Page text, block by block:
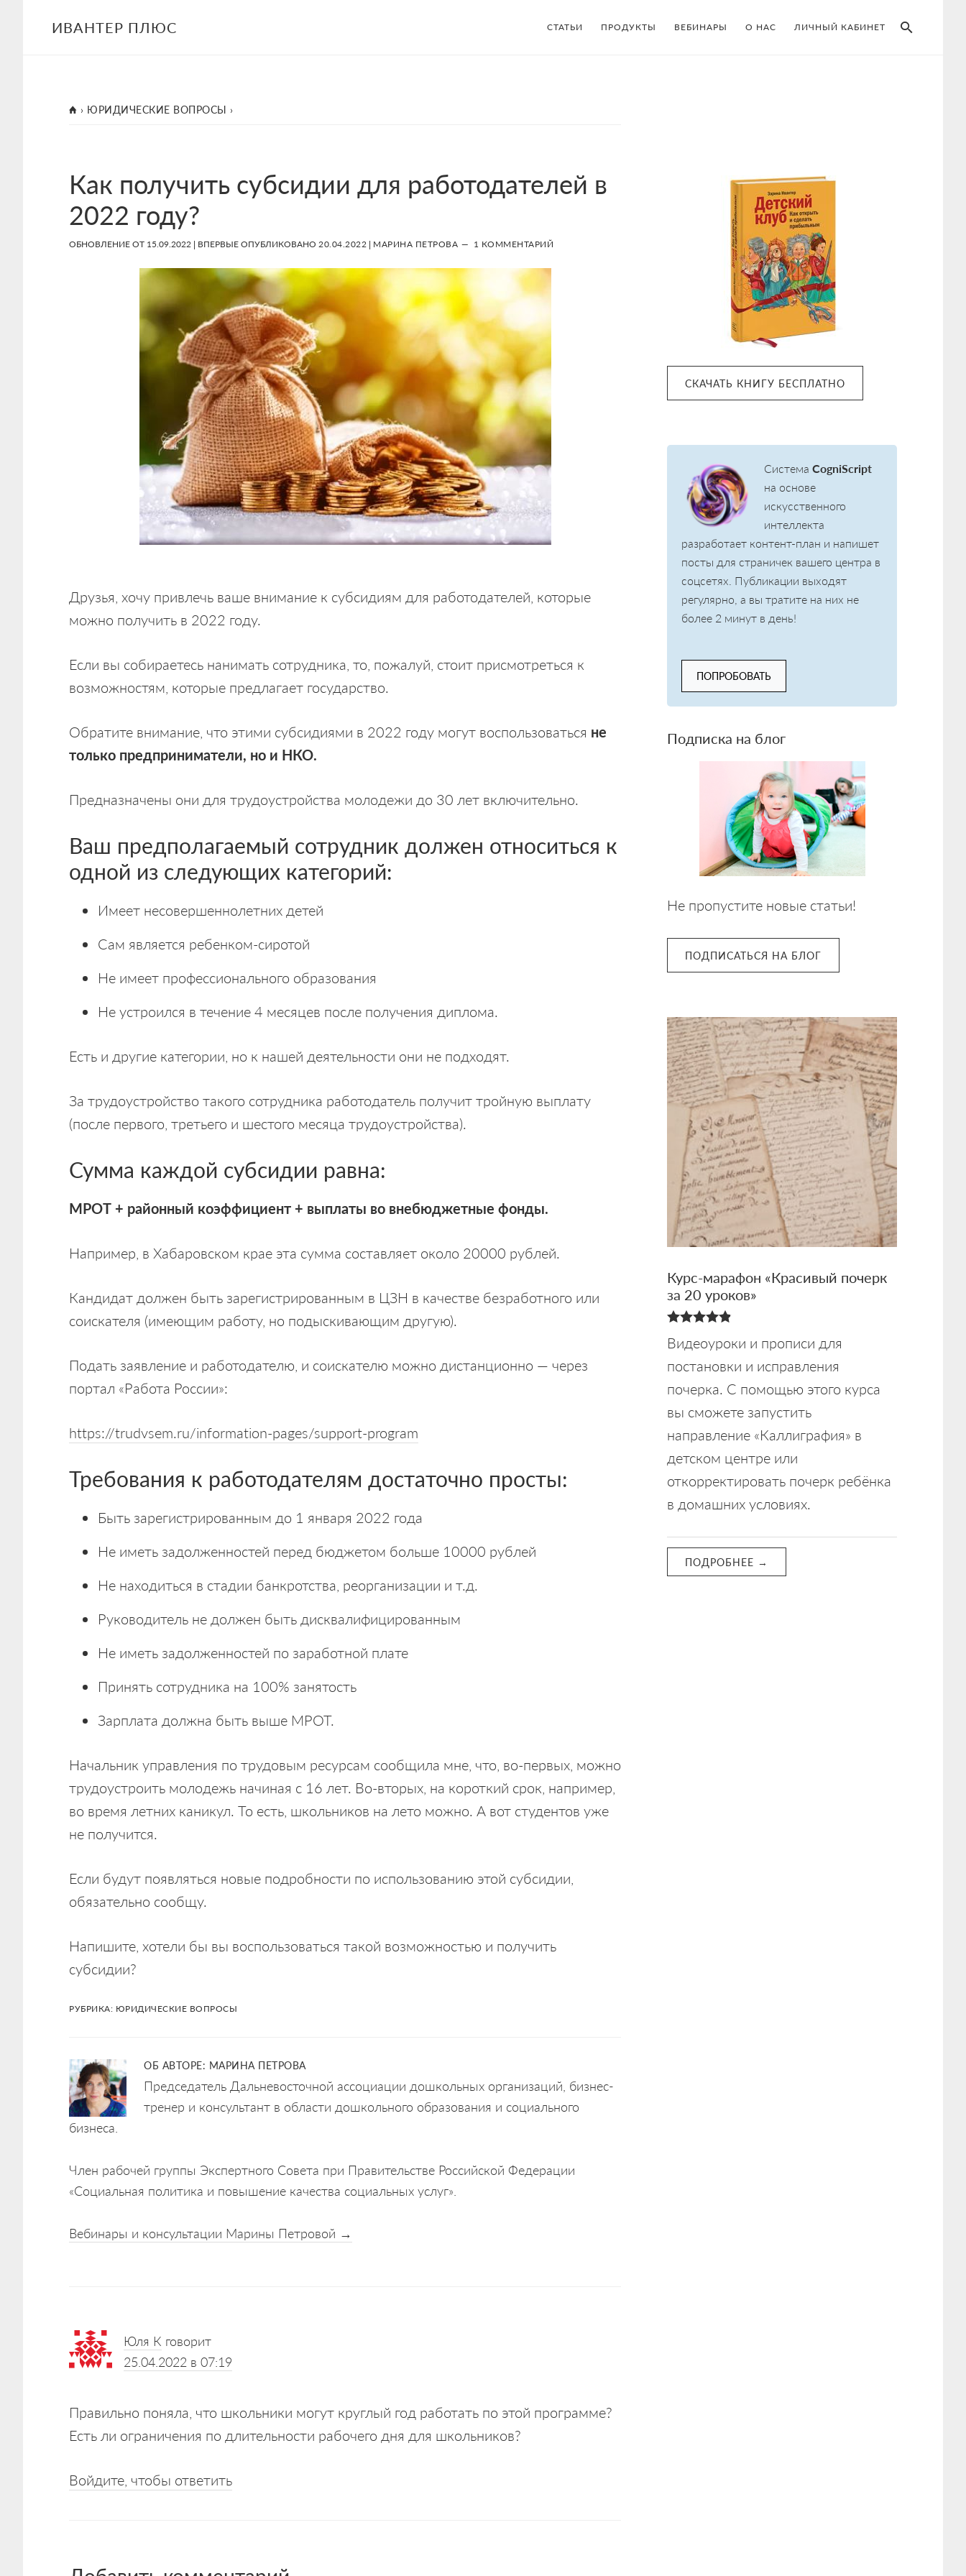
ИВАНТЕР ПЛЮС СТАТЬИ ПРОДУКТЫ ВЕБИНАРЫ О НАС ЛИЧНЫЙ КАБИНЕТ
ГЛАВНАЯ
› ЮРИДИЧЕСКИЕ ВОПРОСЫ ›
Как получить субсидии для работодателей в
2022 году?
ОБНОВЛЕНИЕ ОТ 15.09.2022 | ВПЕРВЫЕ ОПУБЛИКОВАНО 20.04.2022 | МАРИНА ПЕТРОВА 1 КОММЕНТАРИЙ
Друзья, хочу привлечь ваше внимание к субсидиям для работодателей, которые
можно получить в 2022 году.
Если вы собираетесь нанимать сотрудника, то, пожалуй, стоит присмотреться к
возможностям, которые предлагает государство.
Обратите внимание, что этими субсидиями в 2022 году могут воспользоваться не
только предприниматели, но и НКО.
Предназначены они для трудоустройства молодежи до 30 лет включительно.
Ваш предполагаемый сотрудник должен относиться к
одной из следующих категорий:
Имеет несовершеннолетних детей
Сам является ребенком-сиротой
Не имеет профессионального образования
Не устроился в течение 4 месяцев после получения диплома.
Есть и другие категории, но к нашей деятельности они не подходят.
За трудоустройство такого сотрудника работодатель получит тройную выплату
(после первого, третьего и шестого месяца трудоустройства).
Сумма каждой субсидии равна:
МРОТ + районный коэффициент + выплаты во внебюджетные фонды.
Например, в Хабаровском крае эта сумма составляет около 20000 рублей.
Кандидат должен быть зарегистрированным в ЦЗН в качестве безработного или
соискателя (имеющим работу, но подыскивающим другую).
Подать заявление и работодателю, и соискателю можно дистанционно — через
портал «Работа России»:
https://trudvsem.ru/information-pages/support-program
Требования к работодателям достаточно просты:
Быть зарегистрированным до 1 января 2022 года
Не иметь задолженностей перед бюджетом больше 10000 рублей
Не находиться в стадии банкротства, реорганизации и т.д.
Руководитель не должен быть дисквалифицированным
Не иметь задолженностей по заработной плате
Принять сотрудника на 100% занятость
Зарплата должна быть выше МРОТ.
Начальник управления по трудовым ресурсам сообщила мне, что, во-первых, можно
трудоустроить молодежь начиная с 16 лет. Во-вторых, на короткий срок, например,
во время летних каникул. То есть, школьников на лето можно. А вот студентов уже
не получится.
Если будут появляться новые подробности по использованию этой субсидии,
обязательно сообщу.
Напишите, хотели бы вы воспользоваться такой возможностью и получить
субсидии?
РУБРИКА: ЮРИДИЧЕСКИЕ ВОПРОСЫ
ОБ АВТОРЕ: МАРИНА ПЕТРОВА
Председатель Дальневосточной ассоциации дошкольных организаций, бизнес-
тренер и консультант в области дошкольного образования и социального
бизнеса.
Член рабочей группы Экспертного Совета при Правительстве Российской Федерации
«Социальная политика и повышение качества социальных услуг».
Вебинары и консультации Марины Петровой →
Reader
Interactions
Юля К говорит
25.04.2022 в 07:19
Правильно поняла, что школьники могут круглый год работать по этой программе?
Есть ли ограничения по длительности рабочего дня для школьников?
Войдите, чтобы ответить
Primary
Sidebar
СКАЧАТЬ КНИГУ БЕСПЛАТНО
Система CogniScript
на основе
искусственного
интеллекта
разработает контент-план и напишет
посты для страничек вашего центра в
соцсетях. Публикации выходят
регулярно, а вы тратите на них не
более 2 минут в день!
ПОПРОБОВАТЬ
Подписка на блог
Не пропустите новые статьи!
ПОДПИСАТЬСЯ НА БЛОГ
Курс-марафон «Красивый почерк
за 20 уроков»
из 5
Видеоуроки и прописи для
постановки и исправления
почерка. С помощью этого курса
вы сможете запустить
направление «Каллиграфия» в
детском центре или
откорректировать почерк ребёнка
в домашних условиях.
ПОДРОБНЕЕ →